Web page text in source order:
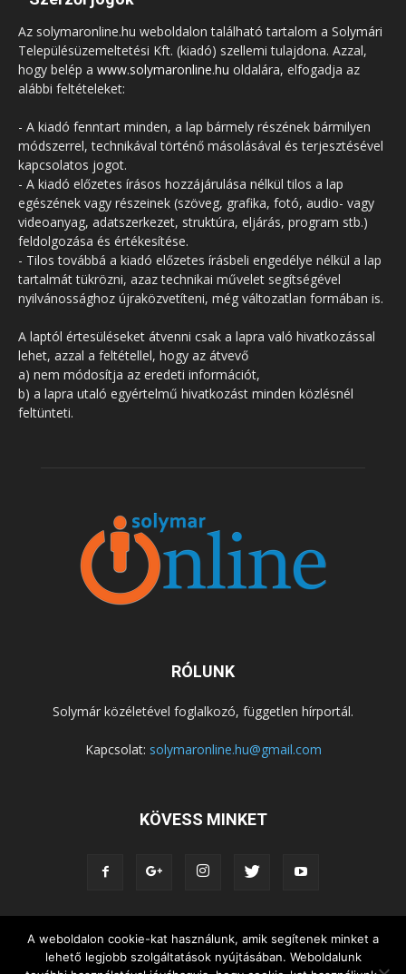
Az solymaronline.hu weboldalon található tartalom a Solymári
Településüzemeltetési Kft. (kiadó) szellemi tulajdona. Azzal,
hogy belép a www.solymaronline.hu oldalára, elfogadja az
alábbi feltételeket:
- A kiadó fenntart minden, a lap bármely részének bármilyen
módszerrel, technikával történő másolásával és terjesztésével
kapcsolatos jogot.
- A kiadó előzetes írásos hozzájárulása nélkül tilos a lap
egészének vagy részeinek (szöveg, grafika, fotó, audio- vagy
videoanyag, adatszerkezet, struktúra, eljárás, program stb.)
feldolgozása és értékesítése.
- Tilos továbbá a kiadó előzetes írásbeli engedélye nélkül a lap
tartalmát tükrözni, azaz technikai művelet segítségével
nyilvánossághoz újraközvetíteni, még változatlan formában is.
A laptól értesüléseket átvenni csak a lapra való hivatkozással
lehet, azzal a feltétellel, hogy az átvevő
a) nem módosítja az eredeti információt,
b) a lapra utaló egyértelmű hivatkozást minden közlésnél
feltünteti.
RÓLUNK
Solymár közéletével foglalkozó, független hírportál.
Kapcsolat: solymaronline.hu@gmail.com
KÖVESS MINKET
KÖZÉLET KÖZÖSSÉGEK
SZABADIDŐ
NEMZETISÉG, HELYTÖRTÉNET
RIPORTOK
A weboldalon cookie-kat használunk, amik segítenek minket a
lehető legjobb szolgáltatások nyújtásában. Weboldalunk